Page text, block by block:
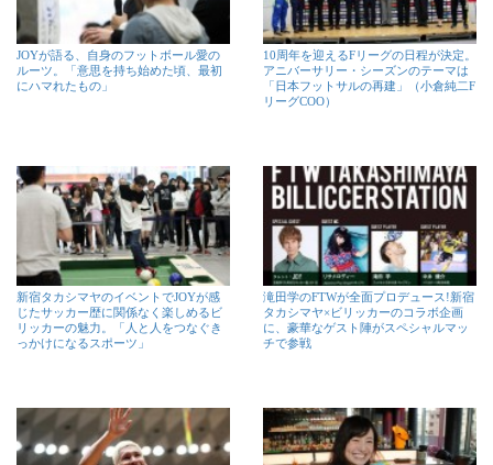
JOYが語る、自身のフットボール愛の
ルーツ。「意思を持ち始めた頃、最初
にハマれたもの」
10周年を迎えるFリーグの日程が決定。
アニバーサリー・シーズンのテーマは
「日本フットサルの再建」（小倉純二F
リーグCOO）
新宿タカシマヤのイベントでJOYが感
じたサッカー歴に関係なく楽しめるビ
リッカーの魅力。「人と人をつなぐき
っかけになるスポーツ」
滝田学のFTWが全面プロデュース!新宿
タカシマヤ×ビリッカーのコラボ企画
に、豪華なゲスト陣がスペシャルマッ
チで参戦